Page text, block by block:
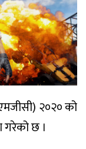
२०२० को
गरेको छ ।